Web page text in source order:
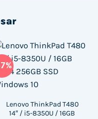
Lenovo ThinkPad T480
14″ / i5-8350U / 16GB